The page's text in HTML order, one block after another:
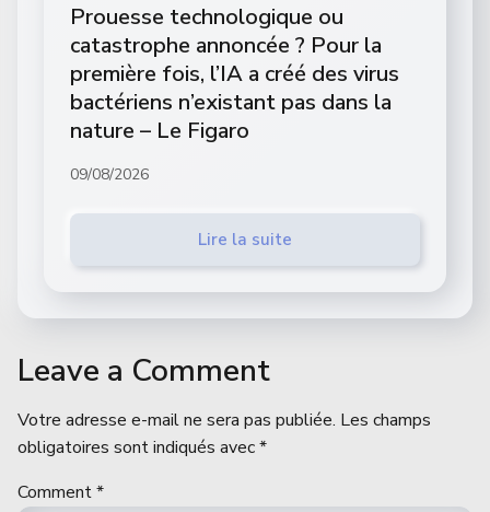
Prouesse technologique ou
catastrophe annoncée ? Pour la
première fois, l’IA a créé des virus
bactériens n’existant pas dans la
nature – Le Figaro
09/08/2026
Lire la suite
Leave a Comment
Votre adresse e-mail ne sera pas publiée. Les champs
obligatoires sont indiqués avec*
Comment*